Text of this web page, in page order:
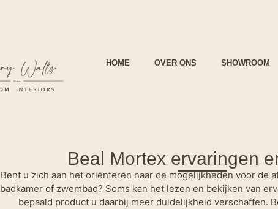
HOME OVER ONS SHOWROOM
Beal Mortex ervaringen
Bent u zich aan het oriënteren naar de mogelijkheden voor de
badkamer of zwembad? Soms kan het lezen en bekijken van
bepaald product u daarbij meer duidelijkheid verschaffen.